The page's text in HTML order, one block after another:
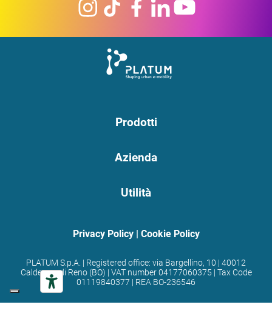
Prodotti
Azienda
Utilità
Privacy Policy| Cookie Policy
PLATUM S.p.A. | Registered office: via Bargellino, 10 | 40012
Calderara di Reno (BO) | VAT number 04177060375 | Tax Code
01119840377 | REA BO-236546